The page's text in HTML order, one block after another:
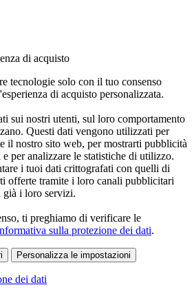
di acquisto
tecnologie solo con il tuo consenso
di acquisto personalizzata.
sui nostri utenti, sul loro comportamento
Questi dati vengono utilizzati per
il nostro sito web, per mostrarti pubblicità
per analizzare le statistiche di utilizzo.
i tuoi dati crittografati con quelli di
offerte tramite i loro canali pubblicitari
già i loro servizi.
ti preghiamo di verificare le
sulla protezione dei dati.
Personalizza le impostazioni
dei dati